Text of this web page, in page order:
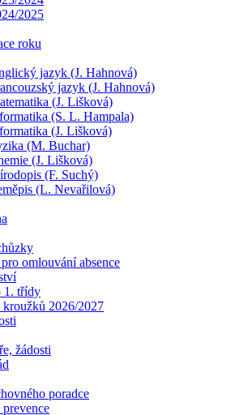
2025
roku
jazyk (J. Hahnová)
jazyk (J. Hahnová)
(J. Lišková)
(S. L. Hampala)
(J. Lišková)
(M. Buchar)
(J. Lišková)
(F. Suchý)
(L. Nevařilová)
omlouvání absence
1. třídy
2026/2027
žádosti
poradce